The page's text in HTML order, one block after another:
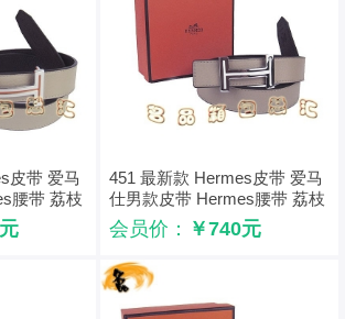
皮带 爱马
腰带 荔枝
451 最新款 Hermes皮带 爱马
仕男款皮带 Hermes腰带 荔枝
纹灰配黑 银配白扣3cm
会员价： ￥740元